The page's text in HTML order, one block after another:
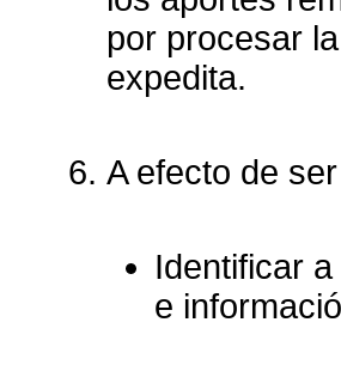
por procesar
expedita.
A efecto de
Identificar
e